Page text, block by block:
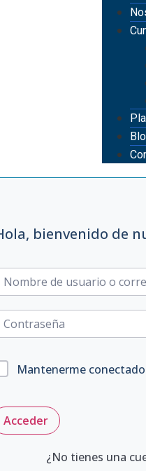
bienvenido de
Mantenerme conectado
Acceder
¿No tienes una